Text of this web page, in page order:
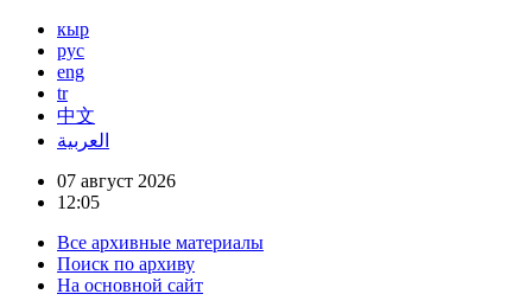
кыр
рус
eng
tr
中文
العربية
07 август 2026
12:05
Все архивные материалы
Поиск по архиву
На основной сайт